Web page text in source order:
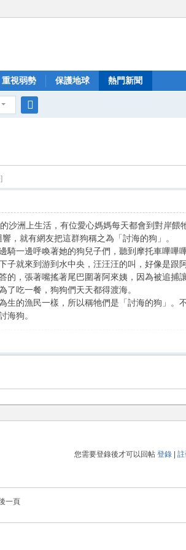
重視弱勢 保護地球 熱門新聞
沙洲上生活，有位愛心媽媽每天都會到對岸
，就有網友把這群狗稱之為「討海的狗」。
騎一邊呼喚著她的狗兒子們，聽到摩托車嗶
就來到游到水中央，汪汪汪的叫，好像是跟
的，張著嘴搖著尾巴圍著阿來姨，因為被追
吃一餐，狗狗們天天都得渡海。
生的漁民一樣，所以稱牠們是「討海的狗」。
海狗。
您需要登錄後才可以回帖 登錄| 註
一頁